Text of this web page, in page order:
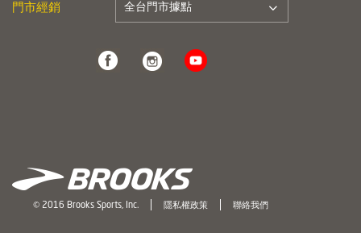
門市經銷 全台門市據點
© 2016 Brooks Sports, Inc. 隱私權政策 聯絡我們